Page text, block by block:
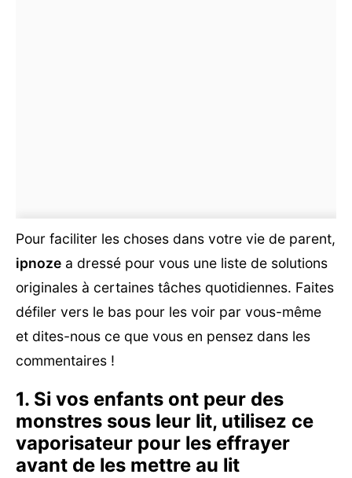
Pour faciliter les choses dans votre vie de parent,
ipnoze a dressé pour vous une liste de solutions
originales à certaines tâches quotidiennes. Faites
défiler vers le bas pour les voir par vous-même
et dites-nous ce que vous en pensez dans les
commentaires !
1. Si vos enfants ont peur des
monstres sous leur lit, utilisez ce
vaporisateur pour les effrayer
avant de les mettre au lit